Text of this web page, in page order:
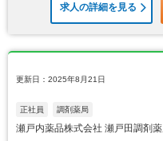
求人の詳細を見る
更新日：2025年8月21日
正社員 調剤薬局
瀬戸内薬品株式会社 瀬戸田調剤